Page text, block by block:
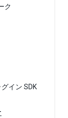
ク
イン SDK